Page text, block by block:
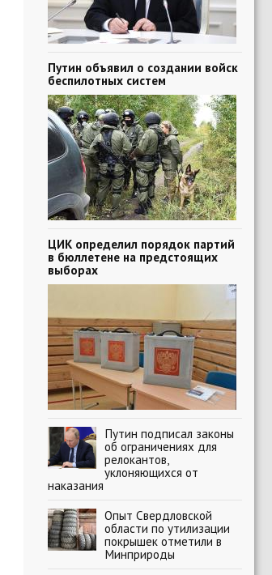
Путин объявил о создании войск
беспилотных систем
ЦИК определил порядок партий
в бюллетене на предстоящих
выборах
Путин подписал законы
об ограничениях для
релокантов,
уклоняющихся от
наказания
Опыт Свердловской
области по утилизации
покрышек отметили в
Минприроды